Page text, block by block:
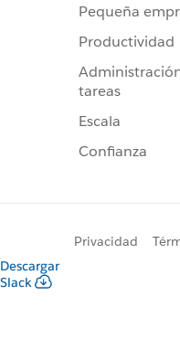
Pequeña
Productividad
tareas
Escala
Confianza
Descargar
Slack
Privacidad